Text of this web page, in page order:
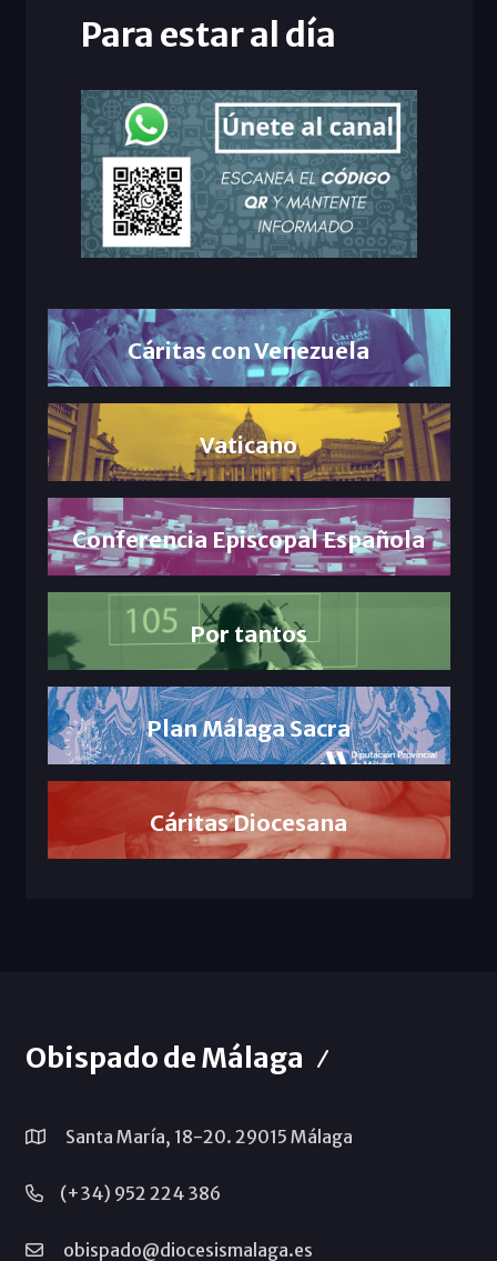
Para estar al día
Cáritas con Venezuela
Vaticano
Conferencia Episcopal Española
Por tantos
Plan Málaga Sacra
Cáritas Diocesana
Obispado de Málaga
Santa María, 18-20. 29015 Málaga
(+34) 952 224 386
obispado@diocesismalaga.es